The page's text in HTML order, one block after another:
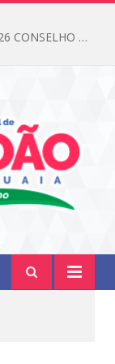
EDITAL DE CHAMADA PÚBLICA Nº 001/2026 CONSELHO DOS DIREITOS DA CRIANÇA E DO ADOLESCENTE